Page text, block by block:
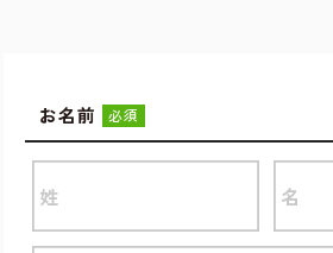
お名前 必須